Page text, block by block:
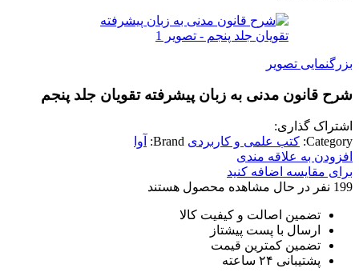
بزرگنمایی تصویر
شرح قانون مدنی به زبان پیشرفته تقویان جلد پنجم
اشتراک گذاری:
Category: کتب علمی و کاربردی Brand:
آوا
افزودن به علاقه مندی
برای مقایسه اضافه کنید
199 نفر در حال مشاهده محصول هستند
تضمین اصالت و کیفیت کالا
ارسال با پست پیشتاز
تضمین کمترین قیمت
پشتیبانی ۲۴ ساعته